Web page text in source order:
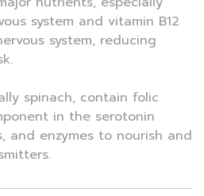
system and vitamin B12
system, reducing
spinach, contain folic
in the serotonin
and enzymes to nourish and